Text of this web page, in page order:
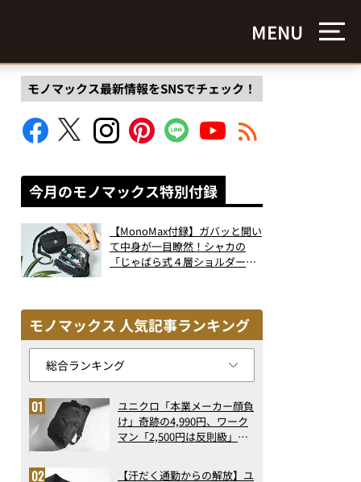
MENU
モノマックス最新情報をSNSでチェック！
今月のモノマックス特別付録
【MonoMax付録】ガバッと開い
て中身が一目瞭然！シャカの
「じゃばら式４層ショルダーバ
モノマックス 人気記事ランキング
ユニクロ「本業メーカー顔負
け」奇跡の4,990円、ワーク
マン「2,500円は反則級」凄
【汗だく通勤からの解放】ユ